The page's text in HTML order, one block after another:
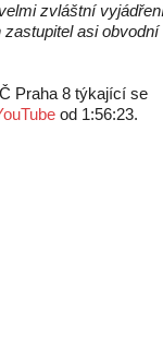
zvláštní
asi obvodní
Praha 8 týkající se
od 1:56:23.